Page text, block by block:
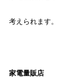
考えられます。
家電量販店